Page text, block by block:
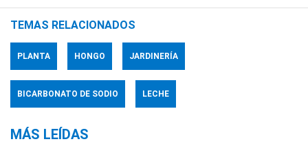
TEMAS RELACIONADOS
PLANTA HONGO JARDINERÍA
BICARBONATO DE SODIO LECHE
MÁS LEÍDAS